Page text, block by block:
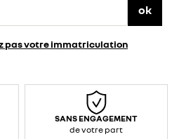
ok
pas votre immatriculation
SANS ENGAGEMENT
de votre part